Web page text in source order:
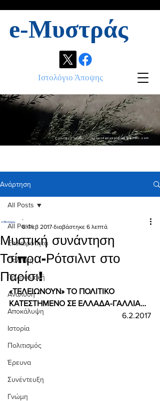
e-Μυστράς
Ιστολόγιο Άποψης
Contact info: ikonandassociates@gmail.com
Ανάρτηση
All Posts
Επικαιρότητα
Πολιτική
Γεωπολιτική
Ανάλυση
Αποκάλυψη
Ιστορία
Πολιτισμός
Έρευνα
Συνέντευξη
Γνώμη
All Posts
Μυστική συνάντηση
Τσίπρα-Ρότσιλντ στο
Παρίσι!
.
6 Φεβ 2017 διαβάστηκε 6 λεπτά
«ΤΕΛΕΙΩΝΟΥΝ» ΤΟ ΠΟΛΙΤΙΚΟ
ΚΑΤΕΣΤΗΜΕΝΟ ΣΕ ΕΛΛΑΔΑ-ΓΑΛΛΙΑ…
6.2.2017